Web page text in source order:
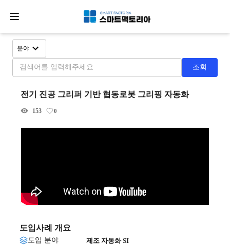
분야
조회
전기 진공 그리퍼 기반 협동로봇 그리핑 자동화
153 0
도입사례 개요
도입 분야 제조 자동화 SI